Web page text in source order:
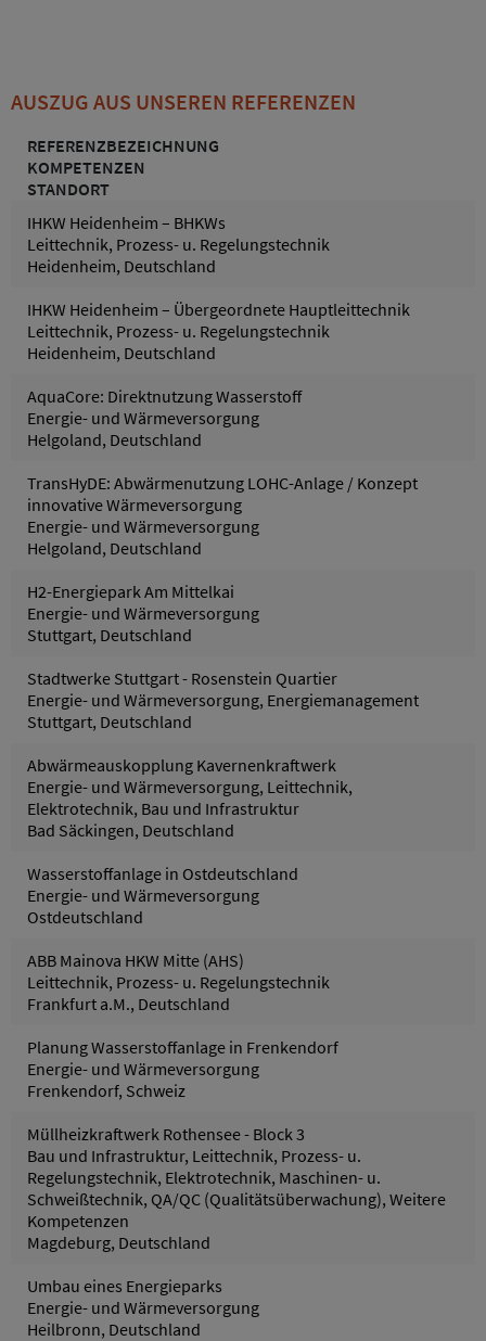
AUSZUG AUS UNSEREN REFERENZEN
REFERENZBEZEICHNUNG
KOMPETENZEN
STANDORT
IHKW Heidenheim – BHKWs
Leittechnik, Prozess- u. Regelungstechnik
Heidenheim, Deutschland
IHKW Heidenheim – Übergeordnete Hauptleittechnik
Leittechnik, Prozess- u. Regelungstechnik
Heidenheim, Deutschland
AquaCore: Direktnutzung Wasserstoff
Energie- und Wärmeversorgung
Helgoland, Deutschland
TransHyDE: Abwärmenutzung LOHC-Anlage / Konzept
innovative Wärmeversorgung
Energie- und Wärmeversorgung
Helgoland, Deutschland
H2-Energiepark Am Mittelkai
Energie- und Wärmeversorgung
Stuttgart, Deutschland
Stadtwerke Stuttgart - Rosenstein Quartier
Energie- und Wärmeversorgung, Energiemanagement
Stuttgart, Deutschland
Abwärmeauskopplung Kavernenkraftwerk
Energie- und Wärmeversorgung, Leittechnik,
Elektrotechnik, Bau und Infrastruktur
Bad Säckingen, Deutschland
Wasserstoffanlage in Ostdeutschland
Energie- und Wärmeversorgung
Ostdeutschland
ABB Mainova HKW Mitte (AHS)
Leittechnik, Prozess- u. Regelungstechnik
Frankfurt a.M., Deutschland
Planung Wasserstoffanlage in Frenkendorf
Energie- und Wärmeversorgung
Frenkendorf, Schweiz
Müllheizkraftwerk Rothensee - Block 3
Bau und Infrastruktur, Leittechnik, Prozess- u.
Regelungstechnik, Elektrotechnik, Maschinen- u.
Schweißtechnik, QA/QC (Qualitätsüberwachung), Weitere
Kompetenzen
Magdeburg, Deutschland
Umbau eines Energieparks
Energie- und Wärmeversorgung
Heilbronn, Deutschland